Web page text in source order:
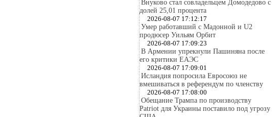
Внуково стал совладельцем Домодедово с
долей 25,01 процента
2026-08-07 17:12:17
Умер работавший с Мадонной и U2
продюсер Уильям Орбит
2026-08-07 17:09:23
В Армении упрекнули Пашиняна после
его критики ЕАЭС
2026-08-07 17:09:01
Исландия попросила Евросоюз не
вмешиваться в референдум по членству
2026-08-07 17:08:00
Обещание Трампа по производству
Patriot для Украины поставило под угрозу